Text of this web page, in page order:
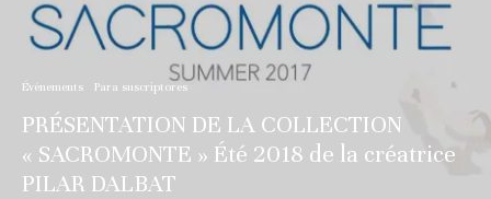
Événements Para suscriptores
PRÉSENTATION DE LA COLLECTION
« SACROMONTE » Été 2018 de la créatrice
PILAR DALBAT